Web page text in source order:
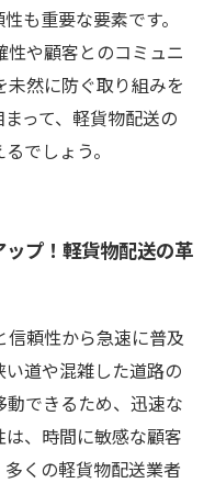
も重要な要素です。
や顧客とのコミュニ
然に防ぐ取り組みを
って、軽貨物配送の
でしょう。
プ！軽貨物配送の革
頼性から急速に普及
道や混雑した道路の
できるため、迅速な
、時間に敏感な顧客
くの軽貨物配送業者